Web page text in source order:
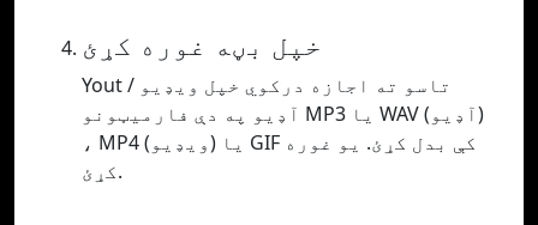
خپل بڼه غوره کړئ
Yout تاسو ته اجازه درکوي خپل ویډیو /
آډیو په دې فارمیټونو MP3 یا WAV (آډیو)
، MP4 (ویډیو) یا GIF کې بدل کړئ. یو غوره
کړئ.